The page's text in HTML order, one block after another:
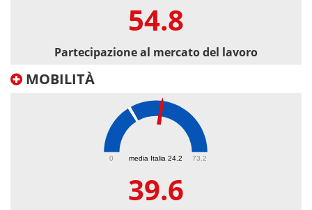
54.8
Partecipazione al mercato del lavoro
MOBILITÀ
media Italia 24.2
0 73.2
39.6